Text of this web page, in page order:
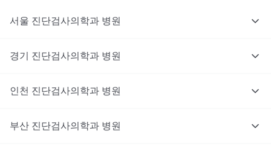
서울 진단검사의학과 병원
경기 진단검사의학과 병원
인천 진단검사의학과 병원
부산 진단검사의학과 병원